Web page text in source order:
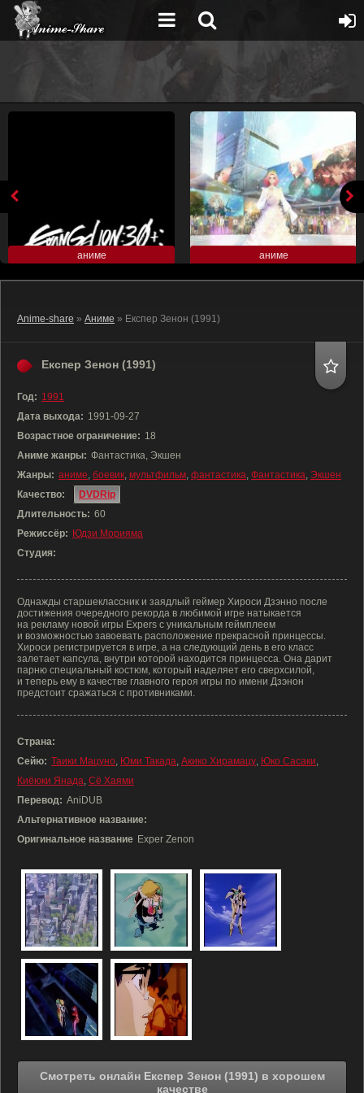
аниме аниме
Anime-share » Аниме » Експер Зенон (1991)
Експер Зенон (1991)
Год: 1991
Дата выхода: 1991-09-27
Возрастное ограничение: 18
Аниме жанры: Фантастика, Экшен
Жанры: аниме, боевик, мультфильм, фантастика, Фантастика, Экшен
Качество:
DVDRip
Длительность: 60
Режиссёр: Юдзи Морияма
Студия:
Однажды старшеклассник и заядлый геймер Хироси Дзэнно после
достижения очередного рекорда в любимой игре натыкается
на рекламу новой игры Expers с уникальным геймплеем
и возможностью завоевать расположение прекрасной принцессы.
Хироси регистрируется в игре, а на следующий день в его класс
залетает капсула, внутри которой находится принцесса. Она дарит
парню специальный костюм, который наделяет его сверхсилой,
и теперь ему в качестве главного героя игры по имени Дзэнон
предстоит сражаться с противниками.
Страна:
Сейю: Таики Мацуно, Юми Такада, Акико Хирамацу, Юко Сасаки,
Киёюки Янада, Сё Хаями
Перевод: AniDUB
Альтернативное название:
Оригинальное название Exper Zenon
Смотреть онлайн Експер Зенон (1991) в хорошем
качестве